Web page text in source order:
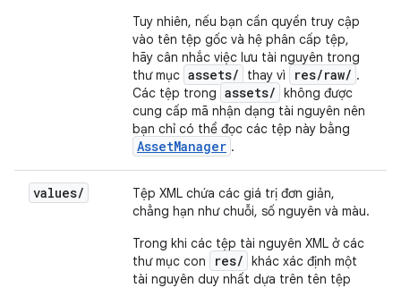
Tuy nhiên, nếu bạn cần quyền truy cập
vào tên tệp gốc và hệ phân cấp tệp,
hãy cân nhắc việc lưu tài nguyên trong
thư mục assets/ thay vì res/raw/ .
Các tệp trong assets/ không được
cung cấp mã nhận dạng tài nguyên nên
bạn chỉ có thể đọc các tệp này bằng
AssetManager .
values/
Tệp XML chứa các giá trị đơn giản,
chẳng hạn như chuỗi, số nguyên và màu.
Trong khi các tệp tài nguyên XML ở các
thư mục con
res/ khác xác định một
tài nguyên duy nhất dựa trên tên tệp